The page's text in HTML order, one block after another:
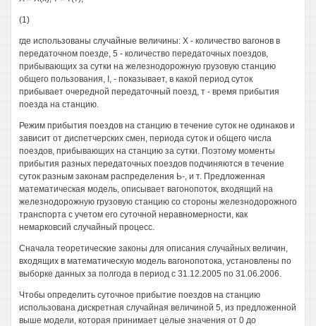
(1)
где использованы случайные величины: X - количество вагонов в
передаточном поезде, 5 - количество передаточных поездов,
прибывающих за сутки на железнодорожную грузовую станцию
общего пользования, I, - показывает, в какой период суток
прибывает очередной передаточный поезд, т - время прибытия
поезда на станцию.
Режим прибытия поездов на станцию в течение суток не одинаков и
зависит от диспетчерских смен, периода суток и общего числа
поездов, прибывающих на станцию за сутки. Поэтому моменты
прибытия разных передаточных поездов подчиняются в течение
суток разным законам распределения Ь-, и т. Предложенная
математическая модель, описывает вагонопоток, входящий на
железнодорожную грузовую станцию со стороны железнодорожного
транспорта с учетом его суточной неравномерности, как
немарковсий случайный процесс.
Сначала теоретические законы для описания случайных величин,
входящих в математическую модель вагонопотока, установлены по
выборке данных за полгода в период с 31.12.2005 по 31.06.2006.
Чтобы определить суточное прибытие поездов на станцию
использована дискретная случайная величиной 5, из предложенной
выше модели, которая принимает целые значения от 0 до